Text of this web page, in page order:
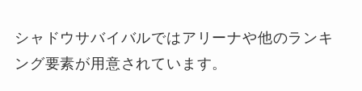
シャドウサバイバルではアリーナや他のランキ
ング要素が用意されています。